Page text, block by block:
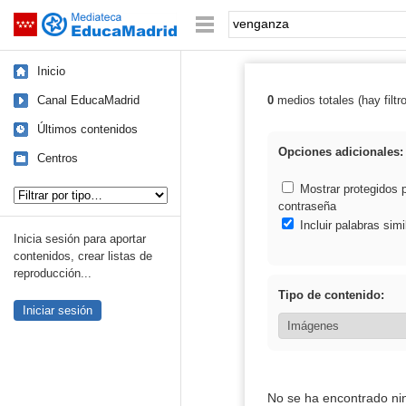
Saltar navegación Palabra o frase:
Inicio
Canal EducaMadrid
Últimos contenidos
Centros
Inicia sesión para aportar
contenidos, crear listas de
reproducción...
Iniciar sesión
Resultados de:
0medios totales (hay
Opciones adicionales:
Mostrar protegidos
contraseña
Incluir palabras
Tipo de contenido:
No se ha encontrado